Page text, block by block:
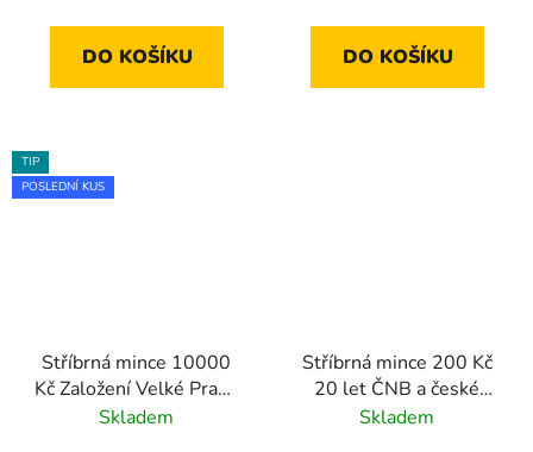
DO KOŠÍKU DO KOŠÍKU
TIP
POSLEDNÍ KUS
Stříbrná mince 10000
Kč Založení Velké Prahy
2022 standard
Skladem
Stříbrná mince 200 Kč
20 let ČNB a české
měny 2013 proof
Skladem